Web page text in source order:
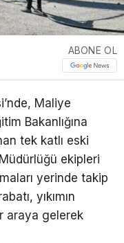
ABONE OL
Maliye
Bakanlığına
tek katlı eski
Müdürlüğü ekipleri
yerinde takip
yıkımın
araya gelerek